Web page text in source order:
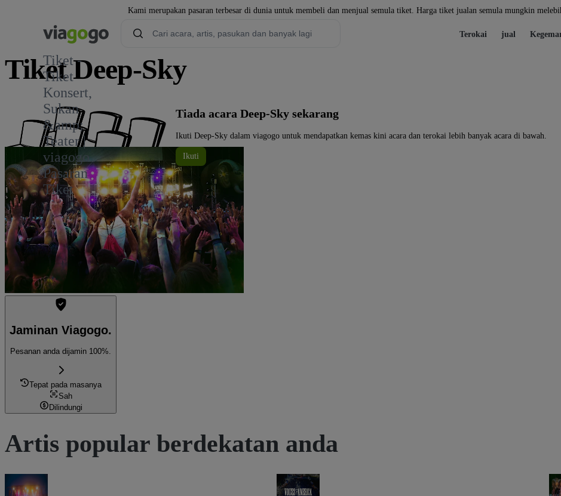
Kami merupakan pasaran terbesar di dunia untuk membeli dan menjual semula tiket. Harga tiket jualan semula mungkin
Tiket -
Tiket
Konsert,
Sukan
&amp;
Teater |
viagogo
Pasaran
Tiket
Terokai jual
Tiket Deep-Sky
Tiada acara Deep-Sky sekarang
Ikuti Deep-Sky dalam viagogo untuk mendapatkan kemas kini acara dan terokai lebih banyak acara di bawah.
Ikuti
Jaminan Viagogo.
Pesanan anda dijamin 100%.
Tepat pada masanya
Sah
Dilindungi
Artis popular berdekatan anda